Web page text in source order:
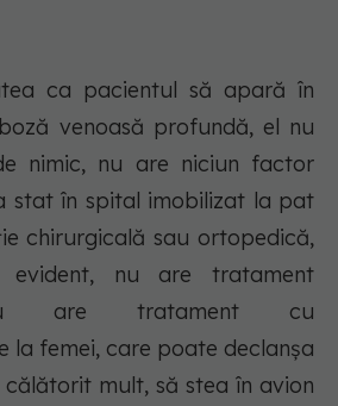
ca pacientul să apară în
venoasă profundă, el nu
nimic, nu are niciun factor
stat în spital imobilizat la pat
chirurgicală sau ortopedică,
nu are tratament
are tratament cu
la femei, care poate declanșa
mult, să stea în avion